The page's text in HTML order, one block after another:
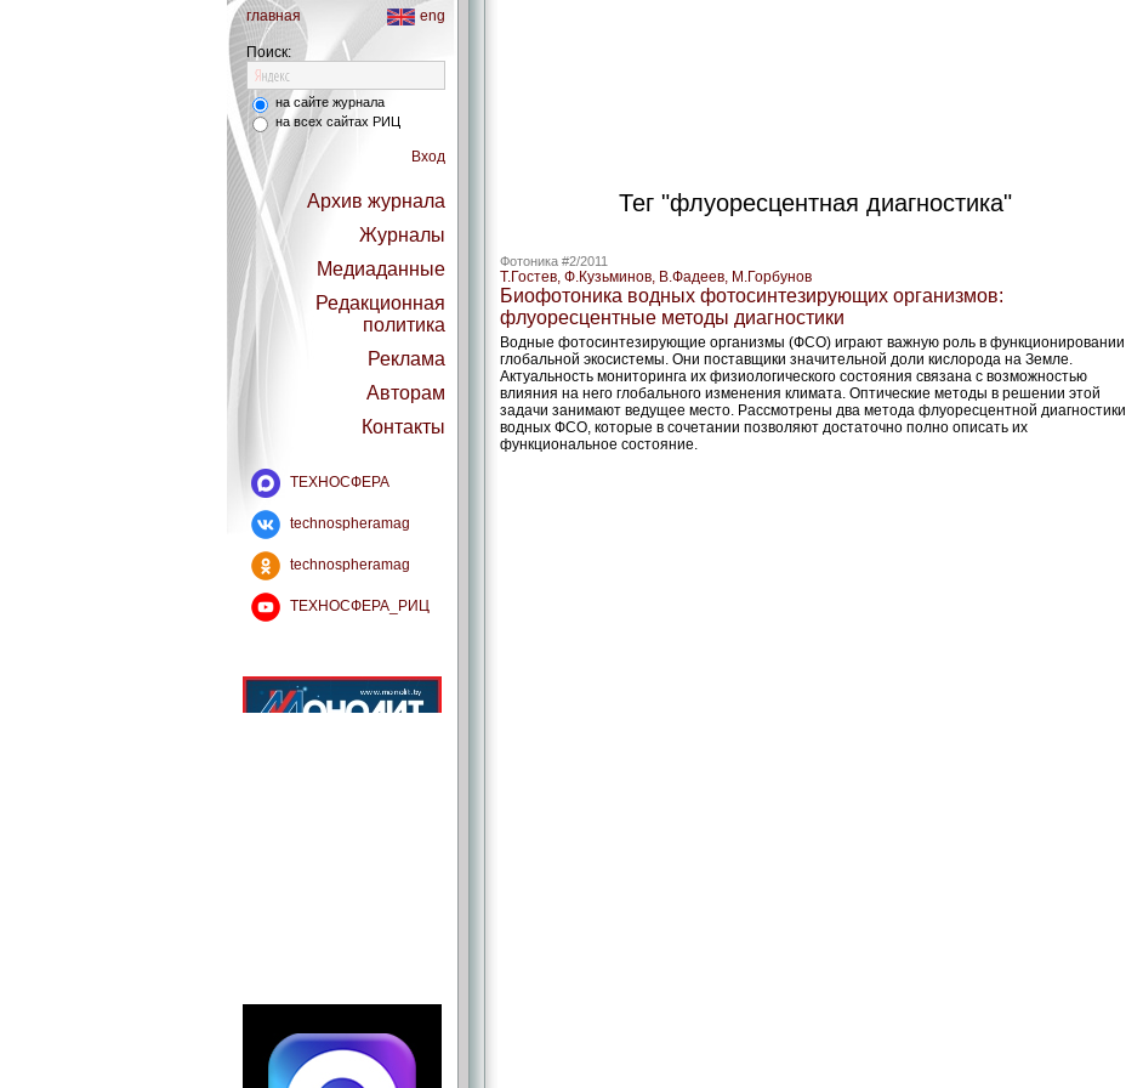
главная eng
Поиск:
на сайте журнала
на всех сайтах РИЦ
Вход
Архив журнала
Журналы
Медиаданные
Редакционная
политика
Реклама
Авторам
Контакты
ТЕХНОСФЕРА
technospheramag
technospheramag
ТЕХНОСФЕРА_РИЦ
Тег "флуоресцентная диагностика"
Фотоника #2/2011
Т.Гостев, Ф.Кузьминов, В.Фадеев, М.Горбунов
Биофотоника водных фотосинтезирующих организмов:
флуоресцентные методы диагностики
Водные фотосинтезирующие организмы (ФСО) играют важную роль в функционировании
глобальной экосистемы. Они поставщики значительной доли кислорода на Земле.
Актуальность мониторинга их физиологического состояния связана с возможностью
влияния на него глобального изменения климата. Оптические методы в решении этой
задачи занимают ведущее место. Рассмотрены два метода флуоресцентной диагностики
водных ФСО, которые в сочетании позволяют достаточно полно описать их
функциональное состояние.